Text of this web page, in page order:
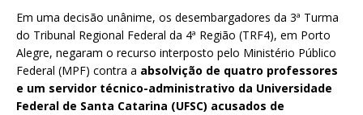
Em uma decisão unânime, os desembargadores da 3ª Turma
do Tribunal Regional Federal da 4ª Região (TRF4), em Porto
Alegre, negaram o recurso interposto pelo Ministério Público
Federal (MPF) contra a absolvição de quatro professores
e um servidor técnico-administrativo da Universidade
Federal de Santa Catarina (UFSC) acusados de